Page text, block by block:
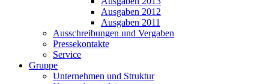
Ausgaben 2012
Ausgaben 2011
Ausschreibungen und Vergaben
Pressekontakte
Service
Gruppe
Unternehmen und Struktur